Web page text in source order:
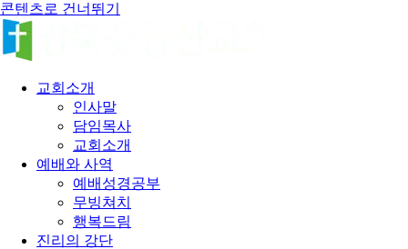
콘텐츠로 건너뛰기
교회소개
인사말
담임목사
교회소개
예배와 사역
예배성경공부
무빙쳐치
행복드림
진리의 강단